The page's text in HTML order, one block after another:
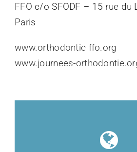
FFO c/o SFODF – 15 rue du
Paris
www.orthodontie-ffo.org
www.journees-